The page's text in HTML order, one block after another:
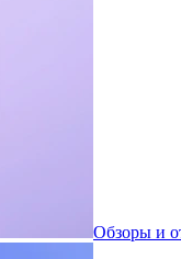
Обзоры и